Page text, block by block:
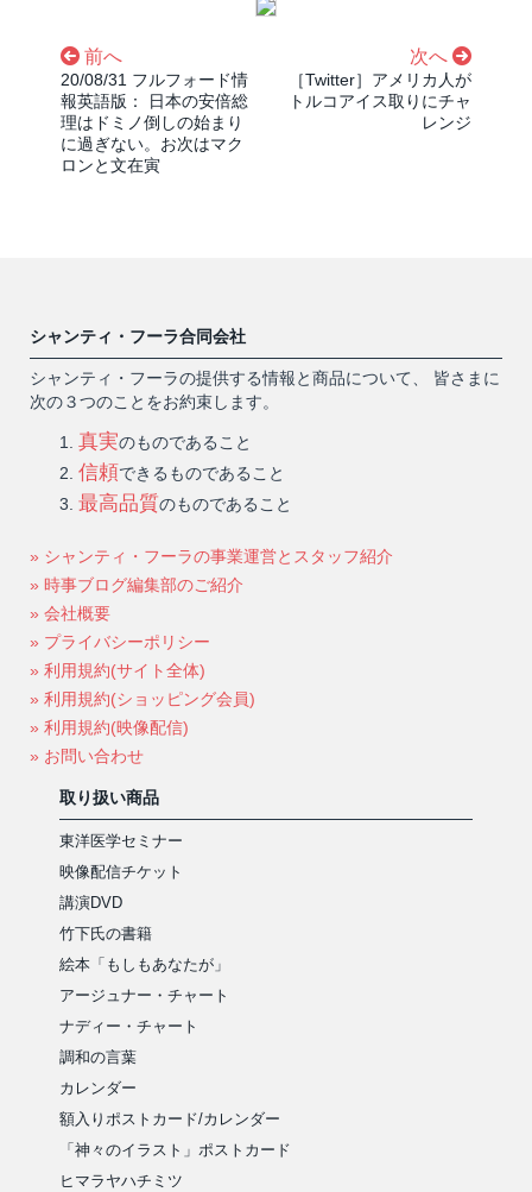
前へ
20/08/31 フルフォード情
報英語版： 日本の安倍総
理はドミノ倒しの始まり
に過ぎない。お次はマク
ロンと文在寅
次へ
［Twitter］アメリカ人が
トルコアイス取りにチャ
レンジ
シャンティ・フーラ合同会社
シャンティ・フーラの提供する情報と商品について、 皆さまに
次の３つのことをお約束します。
真実のものであること
信頼できるものであること
最高品質のものであること
» シャンティ・フーラの事業運営とスタッフ紹介
» 時事ブログ編集部のご紹介
» 会社概要
» プライバシーポリシー
» 利用規約(サイト全体)
» 利用規約(ショッピング会員)
» 利用規約(映像配信)
» お問い合わせ
取り扱い商品
東洋医学セミナー
映像配信チケット
講演DVD
竹下氏の書籍
絵本「もしもあなたが」
アージュナー・チャート
ナディー・チャート
調和の言葉
カレンダー
額入りポストカード/カレンダー
「神々のイラスト」ポストカード
ヒマラヤハチミツ